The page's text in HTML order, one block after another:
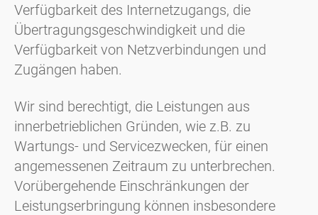
Verfügbarkeit des Internetzugangs, die
Übertragungsgeschwindigkeit und die
Verfügbarkeit von Netzverbindungen und
Zugängen haben.
Wir sind berechtigt, die Leistungen aus
innerbetrieblichen Gründen, wie z.B. zu
Wartungs- und Servicezwecken, für einen
angemessenen Zeitraum zu unterbrechen.
Vorübergehende Einschränkungen der
Leistungserbringung können insbesondere